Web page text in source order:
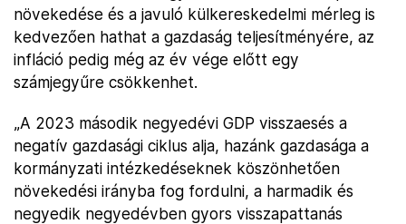
növekedése és a javuló külkereskedelmi mérleg is
kedvezően hathat a gazdaság teljesítményére, az
infláció pedig még az év vége előtt egy
számjegyűre csökkenhet.
„A 2023 második negyedévi GDP visszaesés a
negatív gazdasági ciklus alja, hazánk gazdasága a
kormányzati intézkedéseknek köszönhetően
növekedési irányba fog fordulni, a harmadik és
negyedik negyedévben gyors visszapattanás